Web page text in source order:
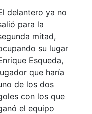
delantero ya no
para la
mitad,
su lugar
Esqueda,
que haría
de los dos
con los que
el equipo